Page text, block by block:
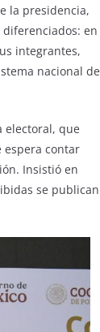
la presidencia,
en
integrantes,
nacional de
electoral, que
espera contar
Insistió en
se publican